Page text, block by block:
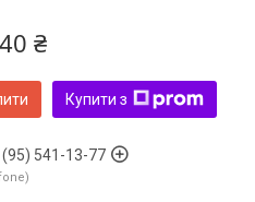
₴
Купити з
(95) 541-13-77